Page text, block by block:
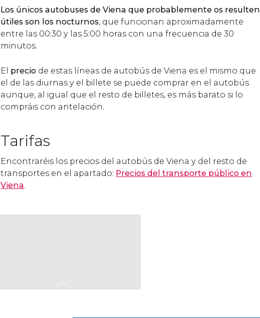
Los únicos autobuses de Viena que probablemente os resulten
útiles son los nocturnos, que funcionan aproximadamente
entre las 00:30 y las 5:00 horas con una frecuencia de 30
minutos.
El precio de estas líneas de autobús de Viena es el mismo que
el de las diurnas y el billete se puede comprar en el autobús
aunque, al igual que el resto de billetes, es más barato si lo
compráis con antelación.
Tarifas
Encontraréis los precios del autobús de Viena y del resto de
transportes en el apartado: Precios del transporte público en
Viena.